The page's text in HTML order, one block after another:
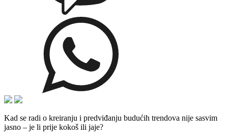
Kad se radi o kreiranju i predviđanju budućih trendova nije sasvim
jasno – je li prije kokoš ili jaje?